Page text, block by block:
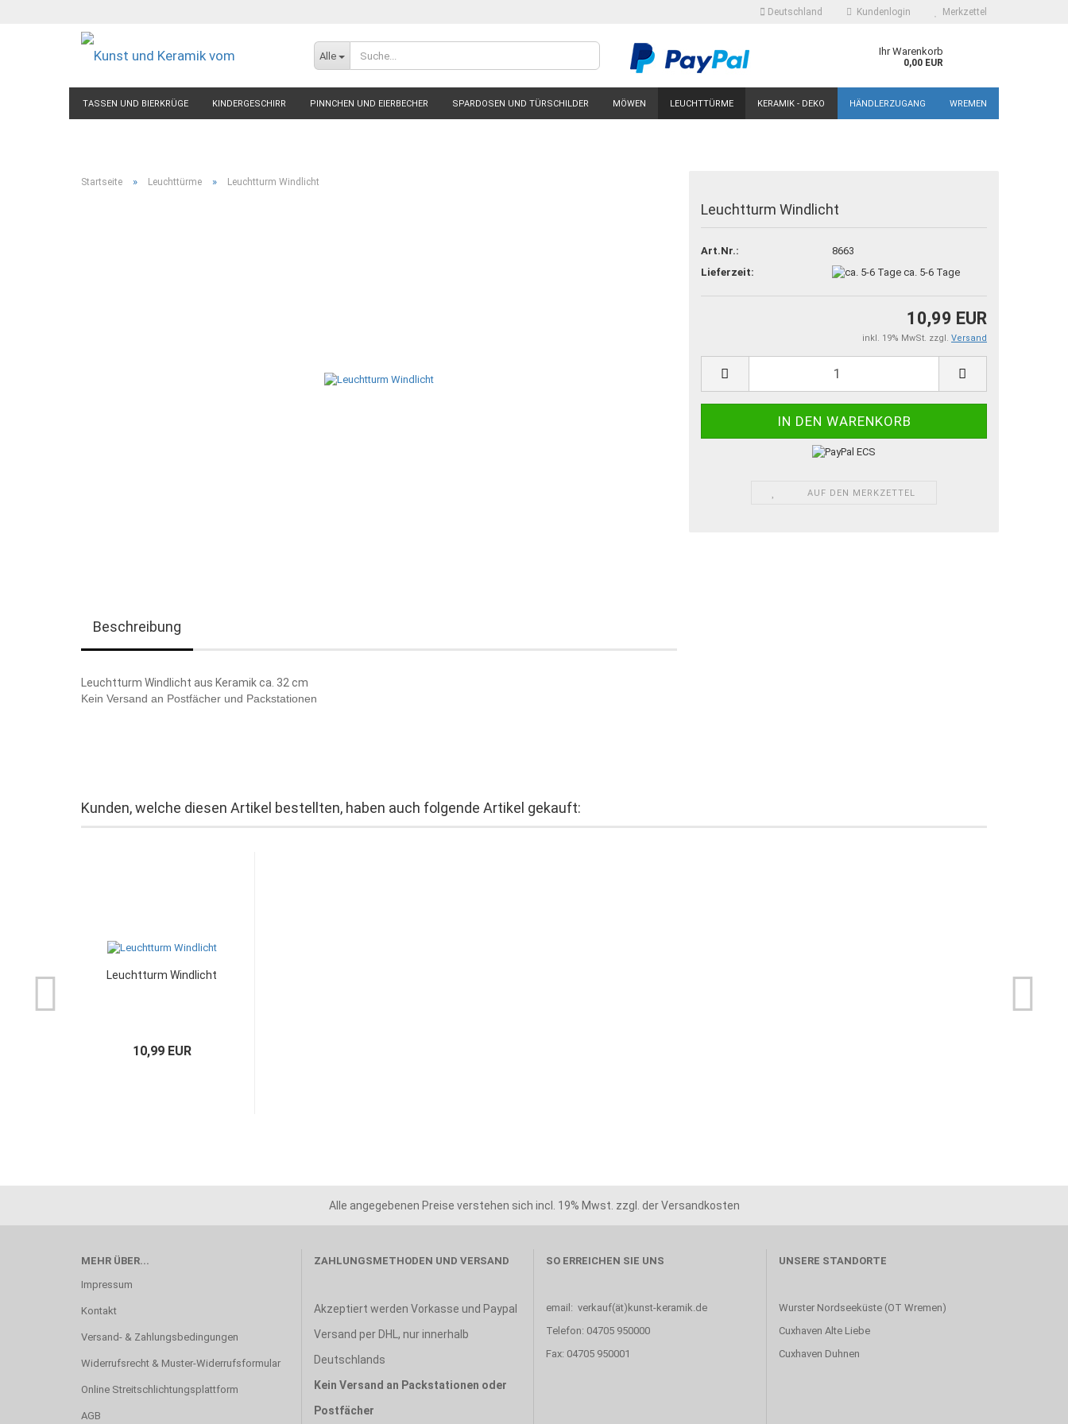
Deutschland
Lieferland
Kundenlogin
Konto erstellen
Passwort vergessen?
Merkzettel
Alle Ihr Warenkorb
0,00 EUR
TASSEN UND BIERKRÜGE KINDERGESCHIRR PINNCHEN UND EIERBECHER SPARDOSEN UND TÜRSCHILDER MÖWEN LEUCHTTÜRME KERAMIK - DEKO HÄNDLERZUGANG WREMEN
Startseite » Leuchttürme » Leuchtturm Windlicht
Leuchtturm Windlicht
Art.Nr.:
8663
Lieferzeit:
ca. 5-6 Tage
10,99 EUR
inkl. 19% MwSt. zzgl. Versand
AUF DEN MERKZETTEL
Beschreibung
Leuchtturm Windlicht aus Keramik ca. 32 cm
Kein Versand an Postfächer und Packstationen
Kunden, welche diesen Artikel bestellten, haben auch folgende Artikel gekauft:
Leuchtturm Windlicht
10,99 EUR
Alle angegebenen Preise verstehen sich incl. 19% Mwst. zzgl. der Versandkosten
MEHR ÜBER...
Impressum
Kontakt
Versand- & Zahlungsbedingungen
Widerrufsrecht & Muster-Widerrufsformular
Online Streitschlichtungsplattform
AGB
ZAHLUNGSMETHODEN UND VERSAND
Akzeptiert werden Vorkasse und Paypal
Versand per DHL, nur innerhalb
Deutschlands
Kein Versand an Packstationen oder
Postfächer
SO ERREICHEN SIE UNS
email: verkauf(ät)kunst-keramik.de
Telefon: 04705 950000
Fax: 04705 950001
UNSERE STANDORTE
Wurster Nordseeküste (OT Wremen)
Cuxhaven Alte Liebe
Cuxhaven Duhnen